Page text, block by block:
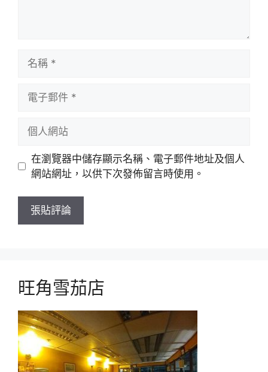
站
在瀏覽器中儲存顯示名稱、電子郵件地址及個人
網站網址，以供下次發佈留言時使用。
旺角雪茄店